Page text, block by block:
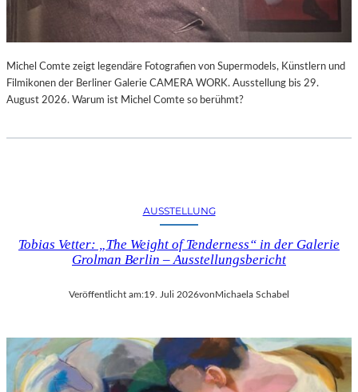
Michel Comte zeigt legendäre Fotografien von Supermodels, Künstlern und
Filmikonen der Berliner Galerie CAMERA WORK. Ausstellung bis 29.
August 2026. Warum ist Michel Comte so berühmt?
AUSSTELLUNG
Tobias Vetter: „The Weight of Tenderness“ in der Galerie
Grolman Berlin – Ausstellungsbericht
Veröffentlicht am:19. Juli 2026von Michaela Schabel